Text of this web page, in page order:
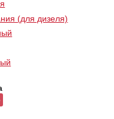
(для дизеля)